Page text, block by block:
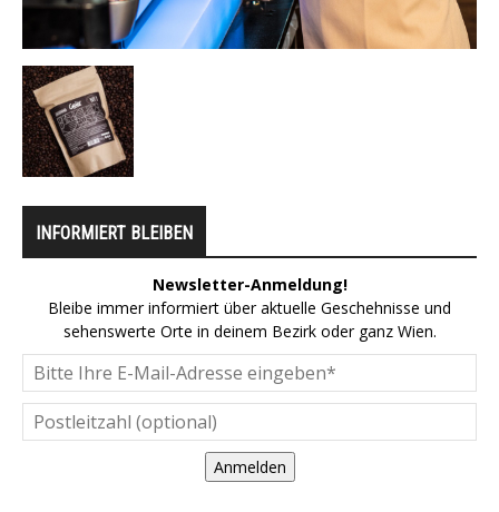
INFORMIERT BLEIBEN
Newsletter-Anmeldung!
Bleibe immer informiert über aktuelle Geschehnisse und
sehenswerte Orte in deinem Bezirk oder ganz Wien.
Anmelden